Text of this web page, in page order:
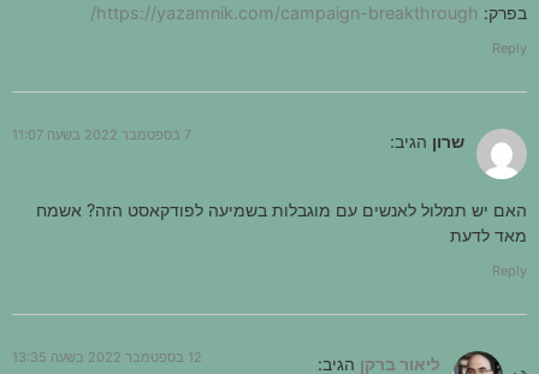
בפרק:https://yazamnik.com/campaign-breakthrough/
Reply
שרון הגיב:
האם יש תמלול לאנשים עם מוגבלות בשמיעה לפודקאסט הזה? אשמח
מאד לדעת
Reply
ליאור ברקן הגיב: 12 בספטמבר 2022 בשעה 13:35